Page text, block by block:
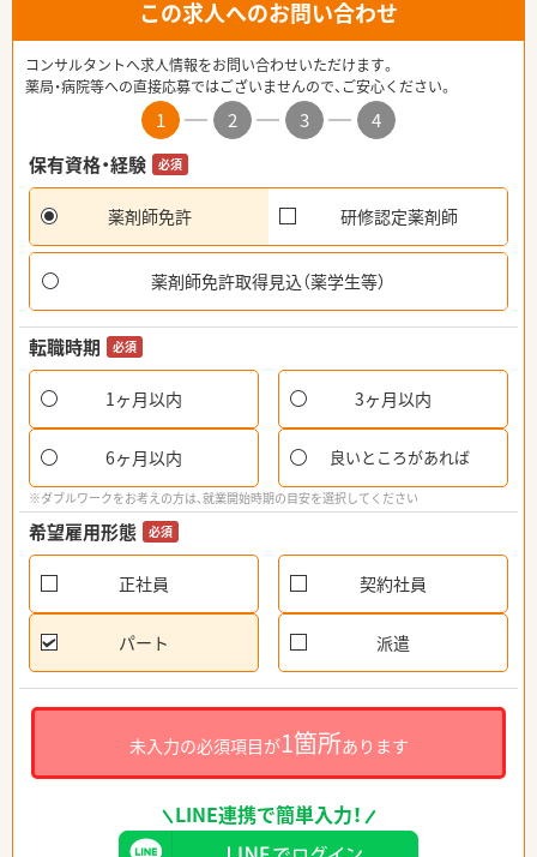
この求人へのお問い合わせ
コンサルタントへ求人情報をお問い合わせいただけます。
薬局・病院等への直接応募ではございませんので、ご安心ください。
1 2 3
4
保有資格・経験
必須
薬剤師免許 研修認定薬剤師
薬剤師免許取得見込（薬学生等）
転職時期 必須
1ヶ月以内 3ヶ月以内
6ヶ月以内 良いところがあれば
※ダブルワークをお考えの方は、就業開始時期の目安を選択してください
希望雇用形態 必須
正社員 契約社員
パート 派遣
未入力の必須項目が1箇所あります
LINE連携で簡単入力！